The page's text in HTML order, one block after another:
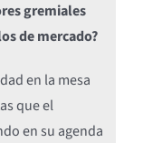
gremiales
de mercado?
en la mesa
que el
en su agenda